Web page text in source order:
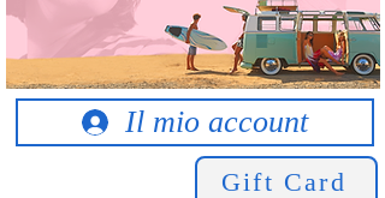
Il mio account
Gift Card